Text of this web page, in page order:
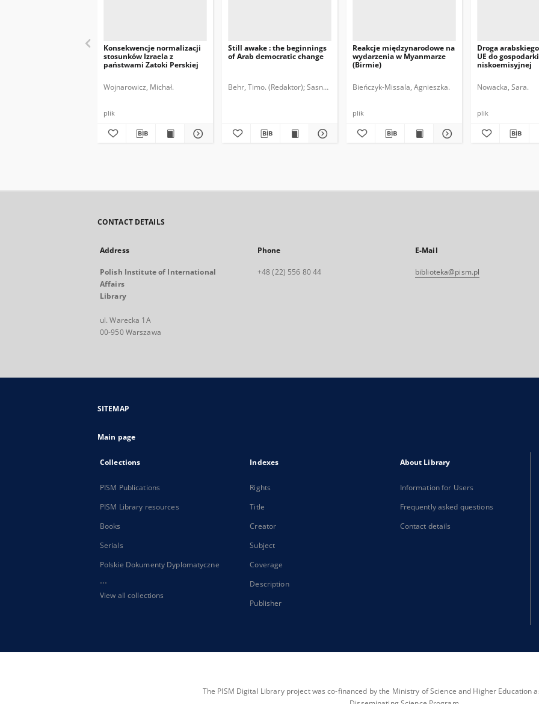
Konsekwencje normalizacji
stosunków Izraela z
państwami Zatoki Perskiej
Wojnarowicz, Michał.
plik
Still awake : the beginnings
of Arab democratic change
Behr, Timo. (Redaktor) Sasnal, Patrycja. (Redaktor) Polski Instytut Spraw Międzynarodowych.
Reakcje międzynarodowe na
wydarzenia w Myanmarze
(Birmie)
Bieńczyk-Missala, Agnieszka.
plik
Droga
UE do gospodarki
niskoemisyjnej
Nowacka, Sara.
plik
CONTACT DETAILS
Address
Polish Institute of International
Affairs
Library
ul. Warecka 1A
00-950 Warszawa
Phone
+48 (22) 556 80 44
E-Mail
biblioteka@pism.pl
SITEMAP
Main page
Collections
PISM Publications
PISM Library resources
Books
Serials
Polskie Dokumenty Dyplomatyczne
...
View all collections
Indexes
Rights
Title
Creator
Subject
Coverage
Description
Publisher
About Library
Information for Users
Frequently asked questions
Contact details
The PISM Digital Library project was co-financed by the Ministry of Science and Higher Education